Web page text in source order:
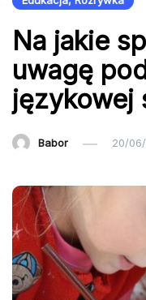
Na jakie
uwagę
językowej
Babor 20/